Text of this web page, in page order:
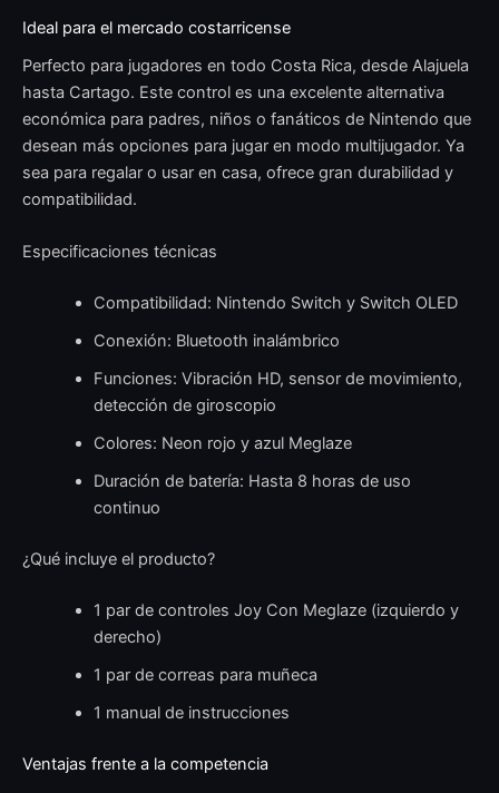
Ideal para el mercado costarricense
Perfecto para jugadores en todo Costa Rica, desde Alajuela
hasta Cartago. Este control es una excelente alternativa
económica para padres, niños o fanáticos de Nintendo que
desean más opciones para jugar en modo multijugador. Ya
sea para regalar o usar en casa, ofrece gran durabilidad y
compatibilidad.
Especificaciones técnicas
Compatibilidad: Nintendo Switch y Switch OLED
Conexión: Bluetooth inalámbrico
Funciones: Vibración HD, sensor de movimiento,
detección de giroscopio
Colores: Neon rojo y azul Meglaze
Duración de batería: Hasta 8 horas de uso
continuo
¿Qué incluye el producto?
1 par de controles Joy Con Meglaze (izquierdo y
derecho)
1 par de correas para muñeca
1 manual de instrucciones
Ventajas frente a la competencia